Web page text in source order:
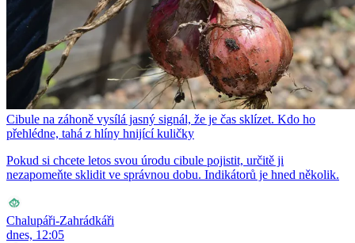
Cibule na záhoně vysílá jasný signál, že je čas sklízet. Kdo ho
přehlédne, tahá z hlíny hnijící kuličky
Pokud si chcete letos svou úrodu cibule pojistit, určitě ji
nezapomeňte sklidit ve správnou dobu. Indikátorů je hned několik.
Chalupáři-Zahrádkáři
dnes, 12:05